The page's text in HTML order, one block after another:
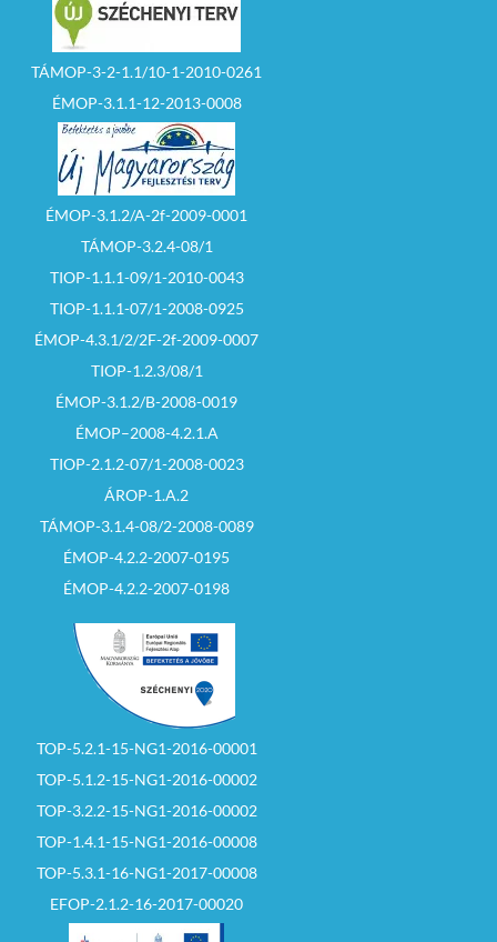
TÁMOP-3-2-1.1/10-1-2010-0261
ÉMOP-3.1.1-12-2013-0008
ÉMOP-3.1.2/A-2f-2009-0001
TÁMOP-3.2.4-08/1
TIOP-1.1.1-09/1-2010-0043
TIOP-1.1.1-07/1-2008-0925
ÉMOP-4.3.1/2/2F-2f-2009-0007
TIOP-1.2.3/08/1
ÉMOP-3.1.2/B-2008-0019
ÉMOP–2008-4.2.1.A
TIOP-2.1.2-07/1-2008-0023
ÁROP-1.A.2
TÁMOP-3.1.4-08/2-2008-0089
ÉMOP-4.2.2-2007-0195
ÉMOP-4.2.2-2007-0198
TOP-5.2.1-15-NG1-2016-00001
TOP-5.1.2-15-NG1-2016-00002
TOP-3.2.2-15-NG1-2016-00002
TOP-1.4.1-15-NG1-2016-00008
TOP-5.3.1-16-NG1-2017-00008
EFOP-2.1.2-16-2017-00020